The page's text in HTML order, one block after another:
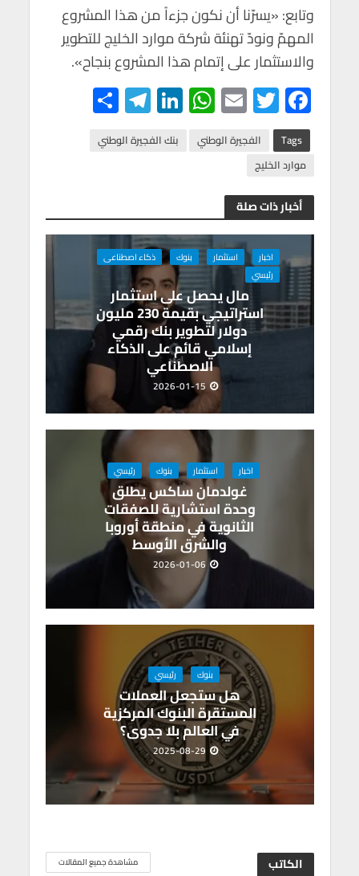
وتابع: «يسرّنا أن نكون جزءاً من هذا المشروع
المهمّ ونودّ تهنئة شركة موارد الخليج للتطوير
والاستثمار على إتمام هذا المشروع بنجاح».
F
ac
e
b
o
o
k
T
wi
tt
E
m
ail
W
h
at
p
p
Li
n
ke
Te
le
gr Tags الفجيرة الوطني
بنك الفجيرة الوطني
موارد الخليج
أخبار ذات صلة
اخبار استثمار بنوك
ذكاء اصطناعى
رئيسي
مال يحصل على استثمار
استراتيجي بقيمة 230 مليون
دولار لتطوير بنك رقمي
إسلامي قائم على الذكاء
الاصطناعي
2026-01-15
اخبار استثمار بنوك رئيسي
غولدمان ساكس يطلق
وحدة استشارية للصفقات
الثانوية في منطقة أوروبا
والشرق الأوسط
2026-01-06
بنوك رئيسي
هل ستجعل العملات
المستقرة البنوك المركزية
في العالم بلا جدوى؟
2025-08-29
الكاتب مشاهدة جميع المقالات